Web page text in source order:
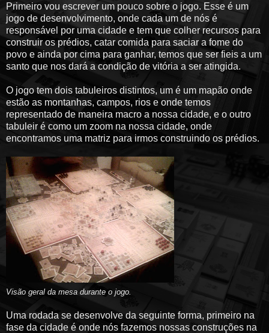
Primeiro vou escrever um pouco sobre o jogo. Esse é um
jogo de desenvolvimento, onde cada um de nós é
responsável por uma cidade e tem que colher recursos para
construir os prédios, catar comida para saciar a fome do
povo e ainda por cima para ganhar, temos que ser fieis a um
santo que nos dará a condição de vitória a ser atingida.
O jogo tem dois tabuleiros distintos, um é um mapão onde
estão as montanhas, campos, rios e onde temos
representado de maneira macro a nossa cidade, e o outro
tabuleir é como um zoom na nossa cidade, onde
encontramos uma matriz para irmos construindo os prédios.
Visão geral da mesa durante o jogo.
Uma rodada se desenvolve da seguinte forma, primeiro na
fase da cidade é onde nós fazemos nossas construções na